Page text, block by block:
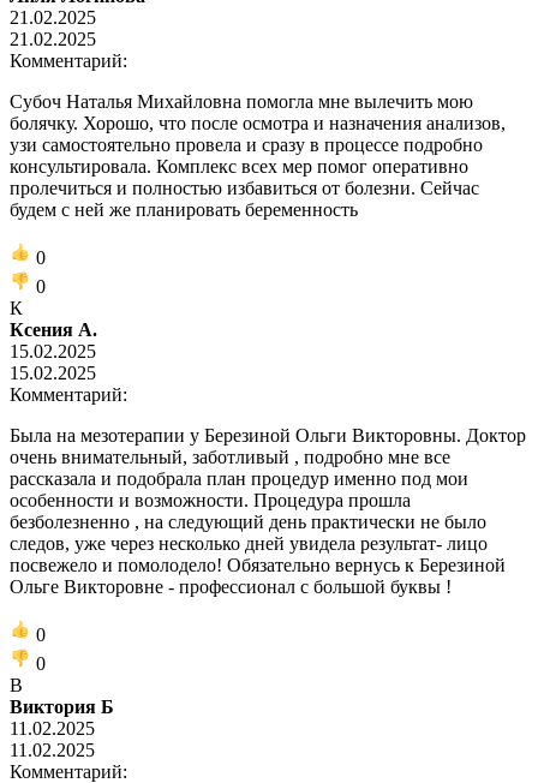
21.02.2025
21.02.2025
Комментарий:
Субоч Наталья Михайловна помогла мне вылечить мою
болячку. Хорошо, что после осмотра и назначения анализов,
узи самостоятельно провела и сразу в процессе подробно
консультировала. Комплекс всех мер помог оперативно
пролечиться и полностью избавиться от болезни. Сейчас
будем с ней же планировать беременность
0
0
К
Ксения А.
15.02.2025
15.02.2025
Комментарий:
Была на мезотерапии у Березиной Ольги Викторовны. Доктор
очень внимательный, заботливый , подробно мне все
рассказала и подобрала план процедур именно под мои
особенности и возможности. Процедура прошла
безболезненно , на следующий день практически не было
следов, уже через несколько дней увидела результат- лицо
посвежело и помолодело! Обязательно вернусь к Березиной
Ольге Викторовне - профессионал с большой буквы !
0
0
В
Виктория Б
11.02.2025
11.02.2025
Комментарий: